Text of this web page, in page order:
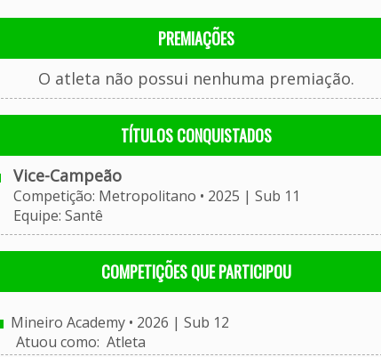
PREMIAÇÕES
O atleta não possui nenhuma premiação.
TÍTULOS CONQUISTADOS
Vice-Campeão
Competição: Metropolitano • 2025 | Sub 11
Equipe: Santê
COMPETIÇÕES QUE PARTICIPOU
Mineiro Academy • 2026 | Sub 12
Atuou como: Atleta